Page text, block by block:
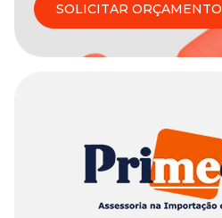
SOLICITAR ORÇAMENTO